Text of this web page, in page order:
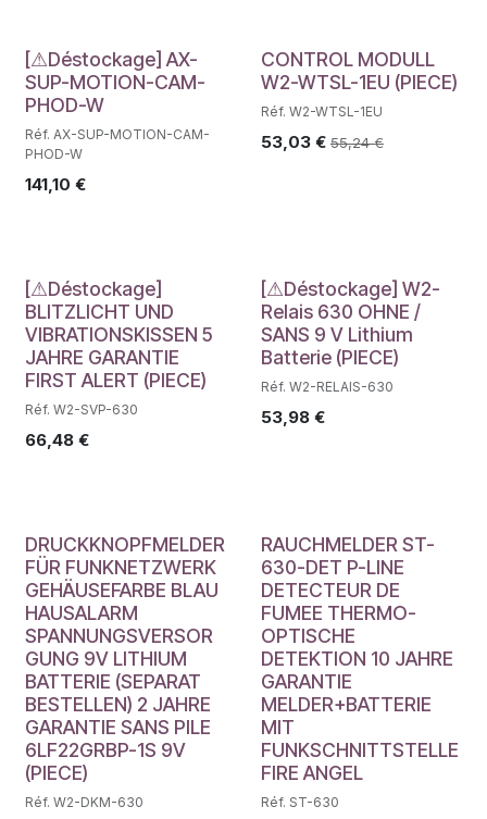
Déstockage
[⚠Déstockage] AX-
SUP-MOTION-CAM-
PHOD-W
Réf. AX-SUP-MOTION-CAM-
PHOD-W
141,10 €
CONTROL MODULL
W2-WTSL-1EU (PIECE)
Réf. W2-WTSL-1EU
53,03€ 55,24€
Déstockage
[⚠Déstockage]
BLITZLICHT UND
VIBRATIONSKISSEN 5
JAHRE GARANTIE
FIRST ALERT (PIECE)
Réf. W2-SVP-630
66,48 €
Déstockage
[⚠Déstockage] W2-
Relais 630 OHNE /
SANS 9 V Lithium
Batterie (PIECE)
Réf. W2-RELAIS-630
53,98€
DRUCKKNOPFMELDER
FÜR FUNKNETZWERK
GEHÄUSEFARBE BLAU
HAUSALARM
SPANNUNGSVERSOR
GUNG 9V LITHIUM
BATTERIE (SEPARAT
BESTELLEN) 2 JAHRE
GARANTIE SANS PILE
6LF22GRBP-1S 9V
(PIECE)
Réf. W2-DKM-630
RAUCHMELDER ST-
630-DET P-LINE
DETECTEUR DE
FUMEE THERMO-
OPTISCHE
DETEKTION 10 JAHRE
GARANTIE
MELDER+BATTERIE
MIT
FUNKSCHNITTSTELLE
FIRE ANGEL
Réf. ST-630